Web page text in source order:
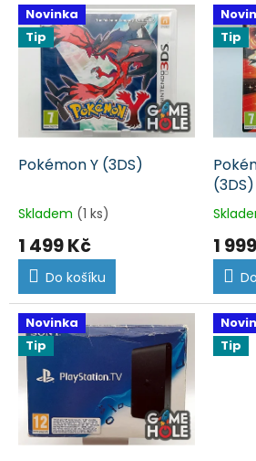
Novinka
Tip
Pokémon Y (3DS)
Skladem (1 ks)
1 499 Kč
Do košíku
Tip
(3DS)
1
Novinka
Tip
Tip